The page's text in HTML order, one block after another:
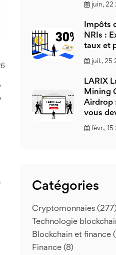
juin, 22
Impôts
NRIs :
taux et
juil., 25
LARIX
Mining
Airdrop
vous
févr.,
Catégories
Cryptomonnaies
Technologie
Blockchain et finance
Finance (8)